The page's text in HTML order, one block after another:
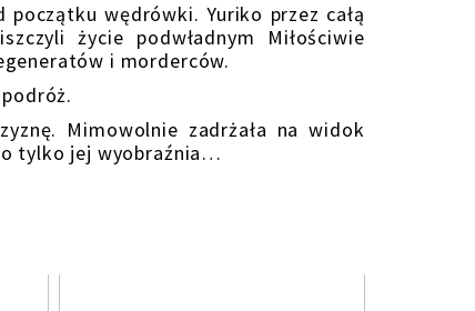
wędrówki. Yuriko przez całą
życie podwładnym Miłościwie
i morderców.
Mimowolnie zadrżała na widok
tylko jej wyobraźnia…